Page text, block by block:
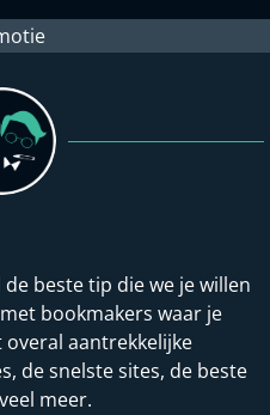
beste tip die we je willen
bookmakers waar je
overal aantrekkelijke
de snelste sites, de beste
meer.